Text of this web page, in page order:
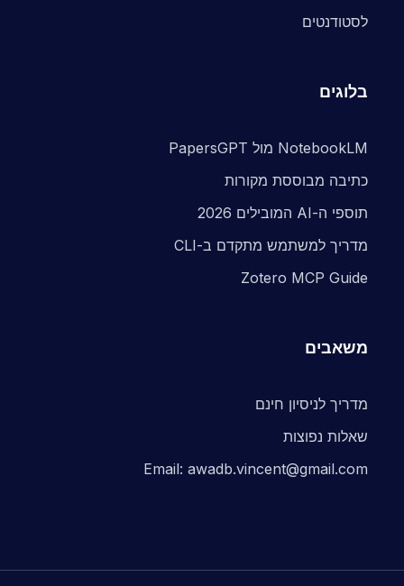
לסטודנטים
בלוגים
NotebookLM מול PapersGPT
כתיבה מבוססת מקורות
תוספי ה-AI המובילים 2026
מדריך למשתמש מתקדם ב-CLI
Zotero MCP Guide
משאבים
מדריך לניסיון חינם
שאלות נפוצות
Email: awadb.vincent@gmail.com